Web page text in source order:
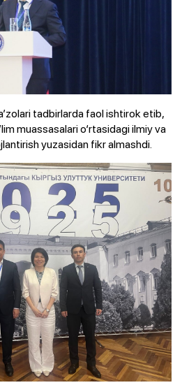
tadbirlarda faol ishtirok etib,
muassasalari o‘rtasidagi ilmiy va
yuzasidan fikr almashdi.